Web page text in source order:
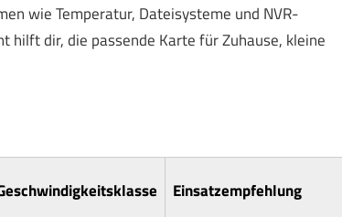
wie Temperatur, Dateisysteme und NVR-
dir, die passende Karte für Zuhause, kleine
Einsatzempfehlung